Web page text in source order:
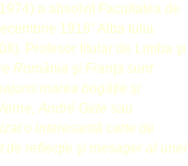
a absolvit Facultatea de
1918” Alba Iulia
Profesor titular de Limba şi
România şi Franţa sunt
marea bogăţie şi
André Gide sau
o interesantă carte de
reflecţie şi mesager al unei